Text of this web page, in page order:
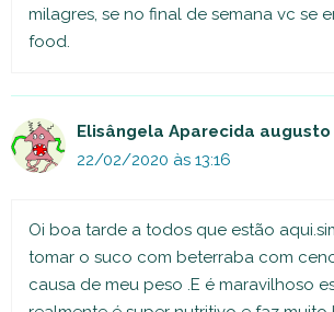
milagres, se no final de semana vc se
food.
Elisângela Aparecida augusto
22/02/2020 às 13:16
Oi boa tarde a todos que estão
tomar o suco com beterraba com
causa de meu peso .E é maravilhoso